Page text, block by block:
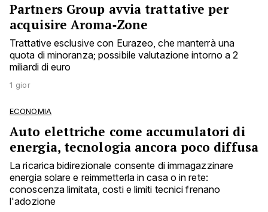
Partners Group avvia trattative per
acquisire Aroma‑Zone
Trattative esclusive con Eurazeo, che manterrà una
quota di minoranza; possibile valutazione intorno a 2
miliardi di euro
1 gior
ECONOMIA
Auto elettriche come accumulatori di
energia, tecnologia ancora poco diffusa
La ricarica bidirezionale consente di immagazzinare
energia solare e reimmetterla in casa o in rete:
conoscenza limitata, costi e limiti tecnici frenano
l'adozione